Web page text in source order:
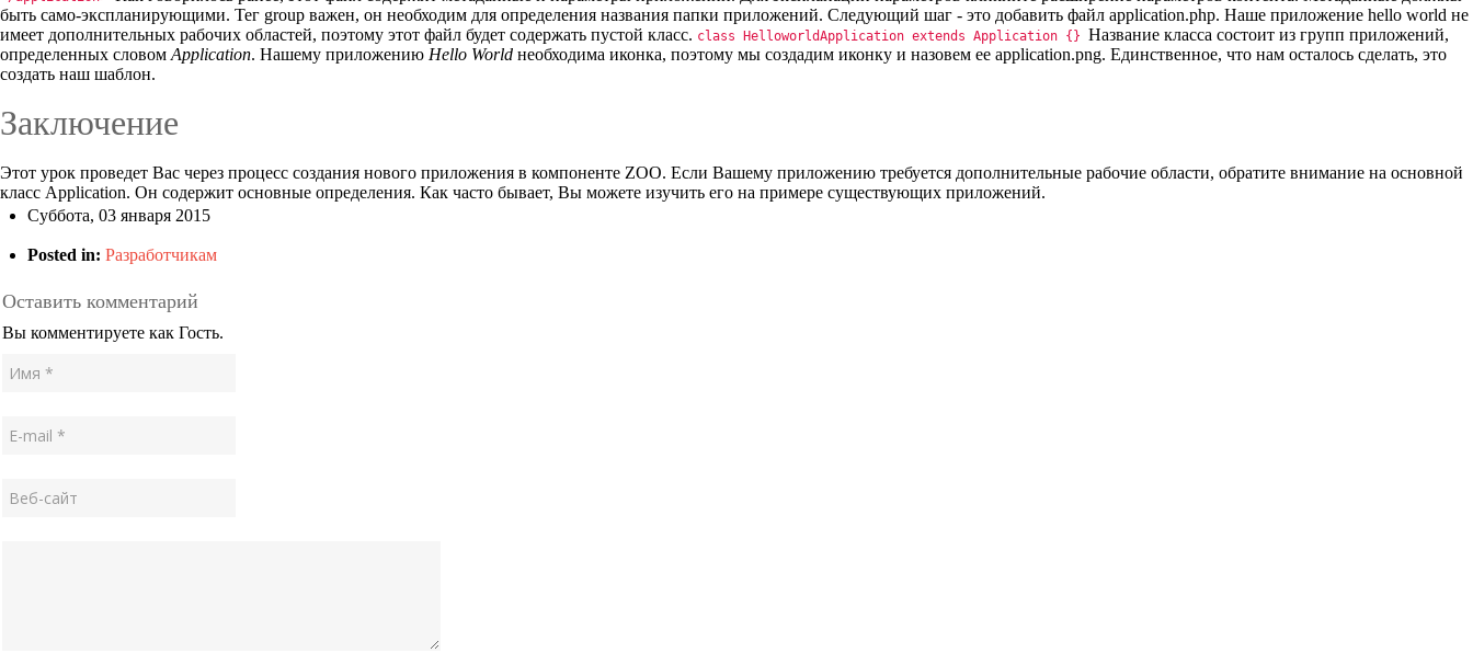
быть само-экспланирующими. Тег group важен, он необходим для определения названия папки приложений. Следующий шаг - это добавить файл application.php. Наше приложение hello world не
имеет дополнительных рабочих областей, поэтому этот файл будет содержать пустой класс. class HelloworldApplication extends Application {} Название класса состоит из групп приложений,
определенных словом Application. Нашему приложению Hello World необходима иконка, поэтому мы создадим иконку и назовем ее application.png. Единственное, что нам осталось сделать, это
создать наш шаблон.
Заключение
Этот урок проведет Вас через процесс создания нового приложения в компоненте ZOO. Если Вашему приложению требуется дополнительные рабочие области, обратите внимание на основной
класс Application. Он содержит основные определения. Как часто бывает, Вы можете изучить его на примере существующих приложений.
Суббота, 03 января 2015
Posted in: Разработчикам
Оставить комментарий
Вы комментируете как Гость.